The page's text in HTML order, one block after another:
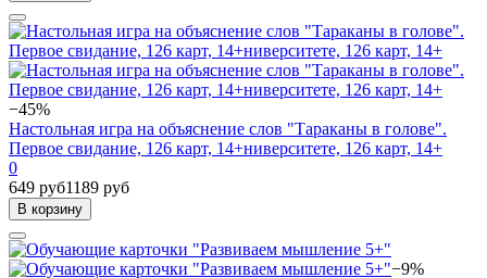
−45%
Настольная игра на объяснение слов "Тараканы в голове".
Первое свидание, 126 карт, 14+ниверситете, 126 карт, 14+
0
649 руб1189 руб
В корзину
−9%